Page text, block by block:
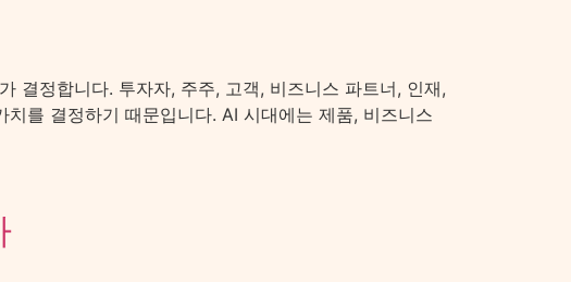
결정합니다. 투자자, 주주, 고객, 비즈니스 파트너, 인재,
를 결정하기 때문입니다. AI 시대에는 제품, 비즈니스